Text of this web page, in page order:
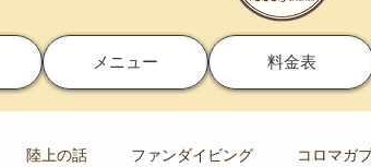
メニュー 料金表
陸上の話 ファンダイビング コロマガ